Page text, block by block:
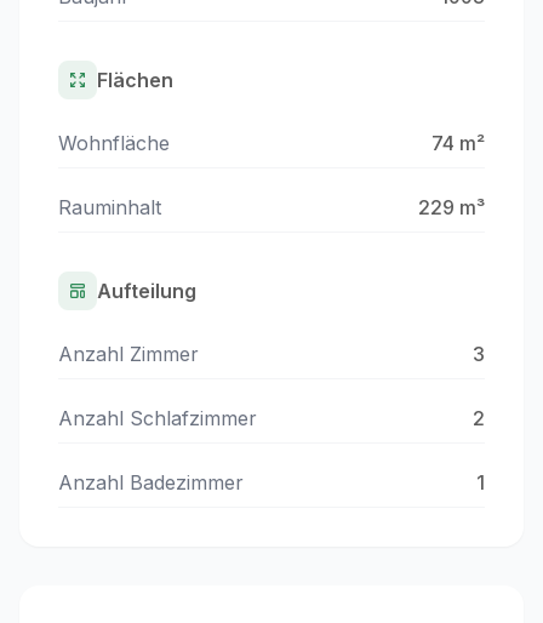
Flächen
Wohnfläche 74 m²
Rauminhalt 229 m³
Aufteilung
Anzahl Zimmer 3
Anzahl Schlafzimmer 2
Anzahl Badezimmer 1